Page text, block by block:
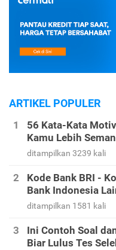
ARTIKEL POPULER
56 Kata-Kata
Kamu Lebih
ditampilkan 3239 kali
Kode Bank BRI -
Bank Indonesia
ditampilkan 1581 kali
Ini Contoh Soal
Biar Lulus Tes